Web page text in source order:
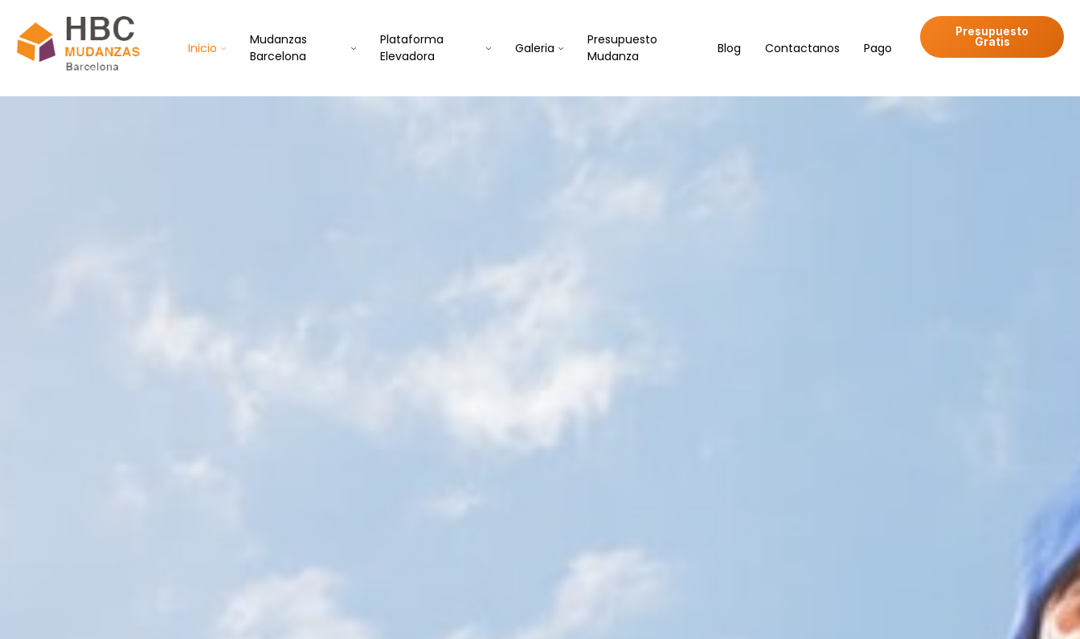
Inicio
Mudanzas
Barcelona
Plataforma
Elevadora
Galeria
Presupuesto
Mudanza
Blog Contactanos Pago
Presupuesto
Gratis